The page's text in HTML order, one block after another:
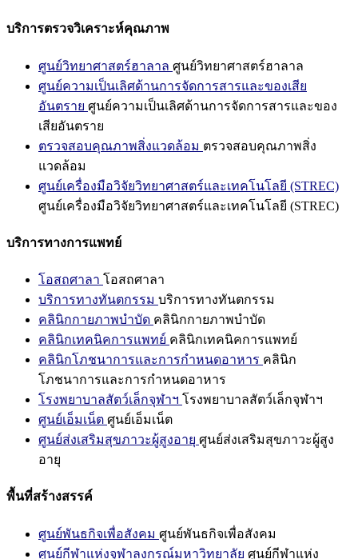
บริการตรวจวิเคราะห์คุณภาพ
ศูนย์วิทยาศาสตร์ฮาลาล ศูนย์วิทยาศาสตร์ฮาลาล
ศูนย์ความเป็นเลิศด้านการจัดการสารและของเสีย
อันตราย ศูนย์ความเป็นเลิศด้านการจัดการสารและของ
เสียอันตราย
ตรวจสอบคุณภาพสิ่งแวดล้อม ตรวจสอบคุณภาพสิ่ง
แวดล้อม
ศูนย์เครื่องมือวิจัยวิทยาศาสตร์และเทคโนโลยี (STREC)
ศูนย์เครื่องมือวิจัยวิทยาศาสตร์และเทคโนโลยี (STREC)
บริการทางการแพทย์
โอสถศาลา โอสถศาลา
บริการทางทันตกรรม บริการทางทันตกรรม
คลินิกกายภาพบำบัด คลินิกกายภาพบำบัด
คลินิกเทคนิคการแพทย์ คลินิกเทคนิคการแพทย์
คลินิกโภชนาการและการกำหนดอาหาร คลินิก
โภชนาการและการกำหนดอาหาร
โรงพยาบาลสัตว์เล็กจุฬาฯ โรงพยาบาลสัตว์เล็กจุฬาฯ
ศูนย์เอ็มเน็ต ศูนย์เอ็มเน็ต
ศูนย์ส่งเสริมสุขภาวะผู้สูงอายุ ศูนย์ส่งเสริมสุขภาวะผู้สูง
อายุ
พื้นที่สร้างสรรค์
ศูนย์พันธกิจเพื่อสังคม ศูนย์พันธกิจเพื่อสังคม
ศูนย์กีฬาแห่งจุฬาลงกรณ์มหาวิทยาลัย ศูนย์กีฬาแห่ง